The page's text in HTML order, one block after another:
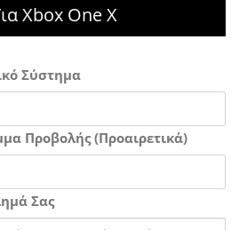
Xbox One X
Σύστημα
Προβολής (Προαιρετικά)
Σας